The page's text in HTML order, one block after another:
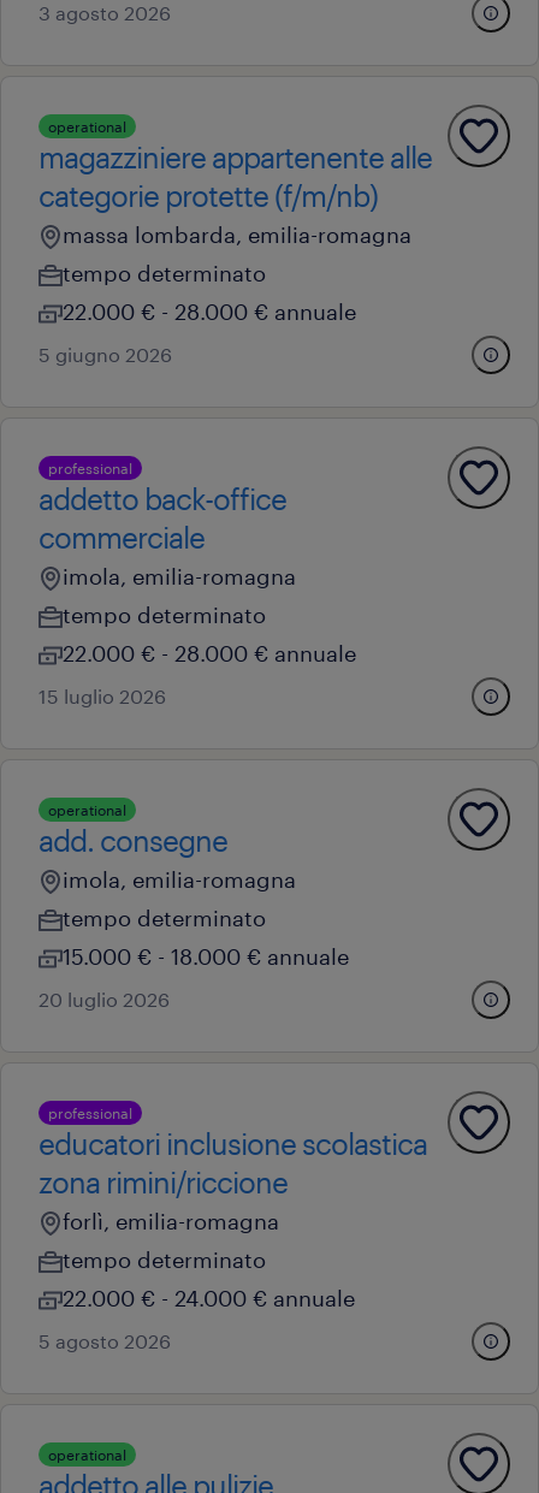
3 agosto 2026
operational
magazziniere appartenente alle
categorie protette (f/m/nb)
massa lombarda, emilia-romagna
tempo determinato
22.000 € - 28.000 € annuale
5 giugno 2026
professional
addetto back-office
commerciale
imola, emilia-romagna
tempo determinato
22.000 € - 28.000 € annuale
15 luglio 2026
operational
add. consegne
imola, emilia-romagna
tempo determinato
15.000 € - 18.000 € annuale
20 luglio 2026
professional
educatori inclusione scolastica
zona rimini/riccione
forlì, emilia-romagna
tempo determinato
22.000 € - 24.000 € annuale
5 agosto 2026
operational
addetto alle pulizie